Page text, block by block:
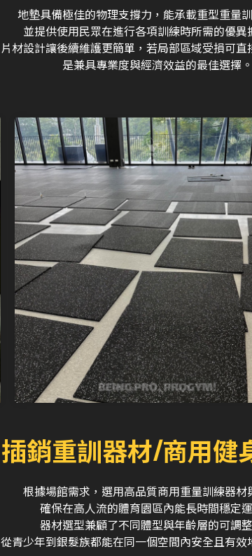
地墊具備極佳的物理支撐力，能承載重型重量
並提供使用民眾在進行各項訓練時所需的優異
片材設計讓後續維護更簡單，若局部區域受損可直
是兼具專業度與經濟效益的最佳選擇。
插銷重訓器材/商用健
根據場館需求，選用高品質商用重量訓練器材
確保在高人流的體育園區內能長時間穩定
器材選型兼顧了不同體型與年齡層的可調整
從青少年到銀髮族都能在同一個空間內安全且有效